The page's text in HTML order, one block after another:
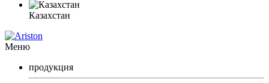
Казахстан
Меню
продукция